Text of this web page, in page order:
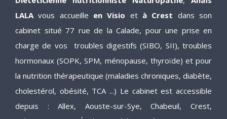
LALAvous accueille en Visio et à Crest dans son
cabinet situé 77 rue de la Calade, pour une prise en
charge de vos troubles digestifs (SIBO, SII), troubles
hormonaux (SOPK, SPM, ménopause, thyroïde) et pour
la nutrition thérapeutique (maladies chroniques, diabète,
cholestérol, obésité, TCA ...) Le cabinet est accessible
depuis : Allex, Aouste-sur-Sye, Chabeuil, Crest,